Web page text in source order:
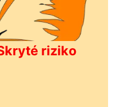
riziko